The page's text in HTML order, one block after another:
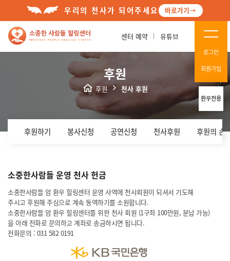
우리의 천사가 되어주세요 바로가기
센터 예약 유튜브
로그인
회원가입
환우전용
후원
후원 천사 후원
후원하기 봉사신청 공연신청 천사후원 후원의 손
소중한사람들 운영 천사 헌금
소중한사람들 암 환우 힐링센터 운영 사역에 천사회원이 되셔서 기도해
주시고 후원해 주심으로 계속 동역하기를 소원합니다.
소중한사람들 암 환우 힐링센터를 위한 천사 회원 (1구좌 100만원, 분납 가능)
을 아래 전화로 문의하고 계좌로 송금하시면 됩니다.
전화문의 : 031 582 0191